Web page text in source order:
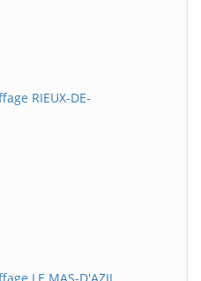
RIEUX-DE-
LE MAS-D'AZIL